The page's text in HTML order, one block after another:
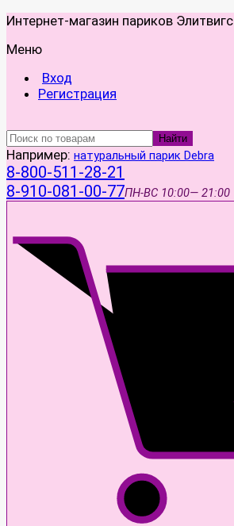
Интернет-магазин париков Элитвигс
Меню
Вход
Регистрация
Найти
Например: натуральный парик Debra
8-800-511-28-21
8-910-081-00-77ПН-ВС 10:00— 21:00